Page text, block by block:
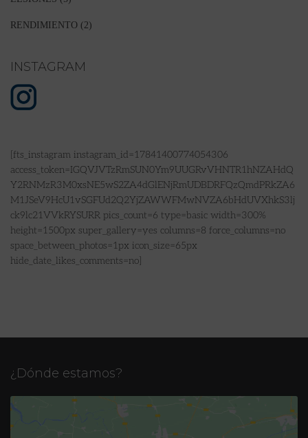
RENDIMIENTO (2)
INSTAGRAM
[fts_instagram instagram_id=17841400774054306
access_token=IGQVJVTzRmSUN0Ym9UUGRvVHNTR1hNZAHdQ
Y2RNMzR3M0xsNE5wS2ZA4dGlENjRmUDBDRFQzQmdPRkZA6
M1JSeV9HcU1vSGFUd2Q2YjZAWWFMwNVZA6bHdUVXhkS3lj
ck9lc21VVkRYSURR pics_count=6 type=basic width=300%
height=1500px super_gallery=yes columns=8 force_columns=no
space_between_photos=1px icon_size=65px
hide_date_likes_comments=no]
¿Dónde estamos?